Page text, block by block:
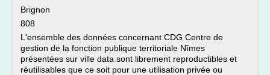
Brignon
808
L'ensemble des données concernant CDG Centre de
gestion de la fonction publique territoriale Nîmes
présentées sur ville data sont librement reproductibles et
réutilisables que ce soit pour une utilisation privée ou